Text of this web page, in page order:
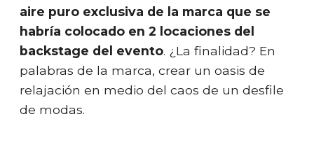
aire puro exclusiva de la marca que se
habría colocado en 2 locaciones del
backstage del evento. ¿La finalidad? En
palabras de la marca, crear un oasis de
relajación en medio del caos de un desfile
de modas.